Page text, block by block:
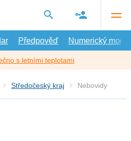
Předpověď Numerický model
s letními teplotami
Středočeský kraj Nebovidy